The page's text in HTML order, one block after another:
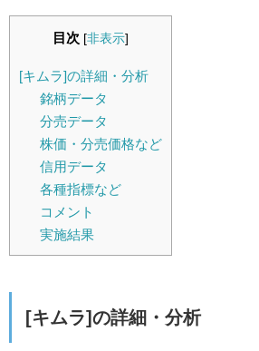
目次 [非表示]
[キムラ]の詳細・分析
銘柄データ
分売データ
株価・分売価格など
信用データ
各種指標など
コメント
実施結果
[キムラ]の詳細・分析